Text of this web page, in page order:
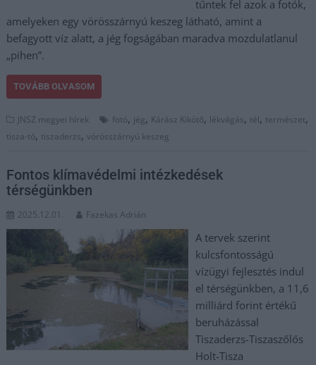
tűntek fel azok a fotók,
amelyeken egy vörösszárnyú keszeg látható, amint a
befagyott víz alatt, a jég fogságában maradva mozdulatlanul
„pihen”.
TOVÁBB OLVASOM
JNSZ megyei hírek fotó, jég, Kárász Kikötő, lékvágás, tél, természet,
tisza-tó, tiszaderzs,vörösszárnyú keszeg
Fontos klímavédelmi intézkedések
térségünkben
2025.12.01. Fazekas Adrián
A tervek szerint
kulcsfontosságú
vízügyi fejlesztés indul
el térségünkben, a 11,6
milliárd forint értékű
beruházással
Tiszaderzs-Tiszaszőlős
Holt-Tisza